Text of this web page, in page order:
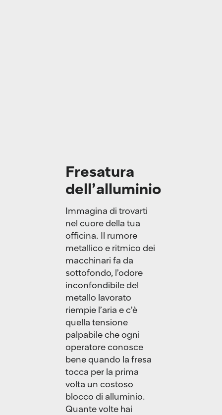
Fresatura
dell’alluminio
Immagina di trovarti
nel cuore della tua
officina. Il rumore
metallico e ritmico dei
macchinari fa da
sottofondo, l’odore
inconfondibile del
metallo lavorato
riempie l’aria e c’è
quella tensione
palpabile che ogni
operatore conosce
bene quando la fresa
tocca per la prima
volta un costoso
blocco di alluminio.
Quante volte hai